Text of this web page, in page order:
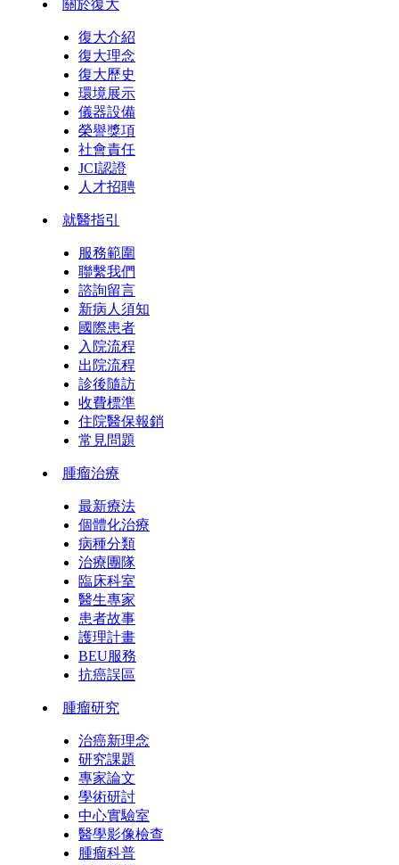
關於復大
復大介紹
復大理念
復大歷史
環境展示
儀器設備
榮譽獎項
社會責任
JCI認證
人才招聘
就醫指引
服務範圍
聯繫我們
諮詢留言
新病人須知
國際患者
入院流程
出院流程
診後隨訪
收費標準
住院醫保報銷
常見問題
腫瘤治療
最新療法
個體化治療
病種分類
治療團隊
臨床科室
醫生專家
患者故事
護理計畫
BEU服務
抗癌誤區
腫瘤研究
治癌新理念
研究課題
專家論文
學術研討
中心實驗室
醫學影像檢查
腫瘤科普